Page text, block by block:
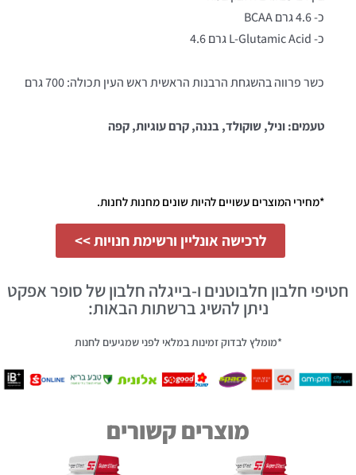
כ- 4.6 גרם BCAA
כ- L-Glutamic Acid גרם 4.6
כשר פרווה בהשגחת הרבנות הראשית ראש העין תכולה: 700 גרם
טעמים: וניל, שוקולד, בננה, קרם עוגיות, קפה
*מחירי המוצרים עשויים להיות שונים מחנות לחנות.
לרכישה אונליין ורשימת חנויות >>
חטיפי חלבון חלבוטנים ו-בייגלה חלבון של סופר אפקט
ניתן להשיג ברשתות הבאות:
*מומלץ לבדוק זמינות במלאי לפני שמגיעים לחנות
מוצרים קשורים